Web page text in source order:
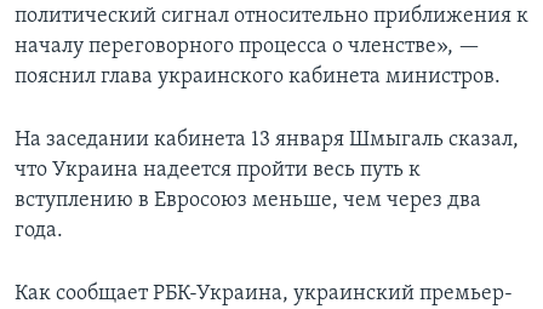
политический сигнал относительно приближения к
началу переговорного процесса о членстве», —
пояснил глава украинского кабинета министров.
На заседании кабинета 13 января Шмыгаль сказал,
что Украина надеется пройти весь путь к
вступлению в Евросоюз меньше, чем через два
года.
Как сообщает РБК-Украина, украинский премьер-